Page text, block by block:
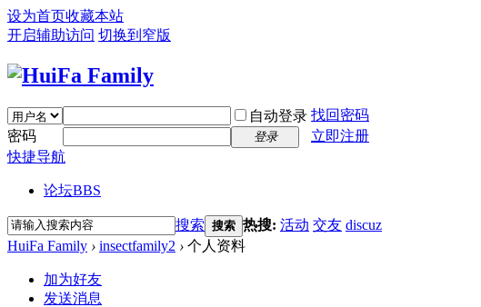
设为首页收藏本站
开启辅助访问 切换到窄版
自动登录 找回密码
密码
登录
立即注册
快捷导航
论坛BBS
搜索 搜索 热搜: 活动 交友 discuz
HuiFa Family › insectfamily2 › 个人资料
加为好友
发送消息